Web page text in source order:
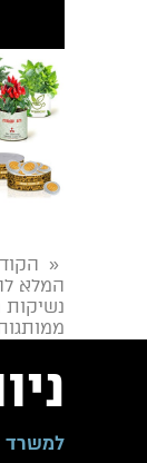
«
המלא
נשיקות
למשרד